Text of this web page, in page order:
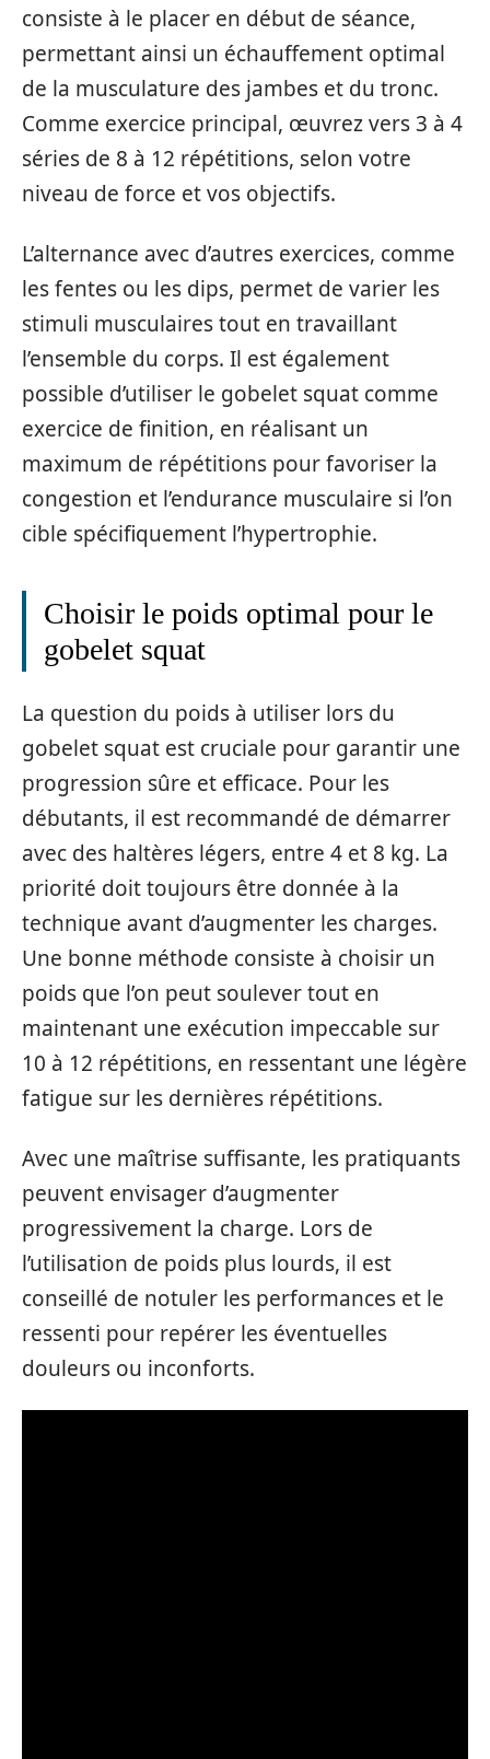
consiste à le placer en début de séance,
permettant ainsi un échauffement optimal
de la musculature des jambes et du tronc.
Comme exercice principal, œuvrez vers 3 à 4
séries de 8 à 12 répétitions, selon votre
niveau de force et vos objectifs.
L’alternance avec d’autres exercices, comme
les fentes ou les dips, permet de varier les
stimuli musculaires tout en travaillant
l’ensemble du corps. Il est également
possible d’utiliser le gobelet squat comme
exercice de finition, en réalisant un
maximum de répétitions pour favoriser la
congestion et l’endurance musculaire si l’on
cible spécifiquement l’hypertrophie.
Choisir le poids optimal pour le
gobelet squat
La question du poids à utiliser lors du
gobelet squat est cruciale pour garantir une
progression sûre et efficace. Pour les
débutants, il est recommandé de démarrer
avec des haltères légers, entre 4 et 8 kg. La
priorité doit toujours être donnée à la
technique avant d’augmenter les charges.
Une bonne méthode consiste à choisir un
poids que l’on peut soulever tout en
maintenant une exécution impeccable sur
10 à 12 répétitions, en ressentant une légère
fatigue sur les dernières répétitions.
Avec une maîtrise suffisante, les pratiquants
peuvent envisager d’augmenter
progressivement la charge. Lors de
l’utilisation de poids plus lourds, il est
conseillé de notuler les performances et le
ressenti pour repérer les éventuelles
douleurs ou inconforts.